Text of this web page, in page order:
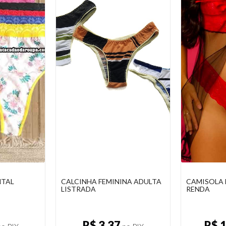
ADULTA
CAMISOLA E CALCINHA EM
RENDA
KIT